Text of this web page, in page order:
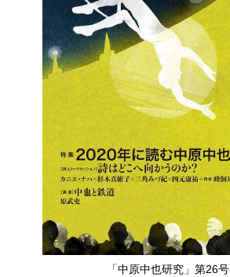
「中原中也研究」第26号